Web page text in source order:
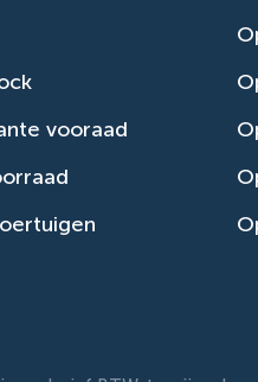
vooraad